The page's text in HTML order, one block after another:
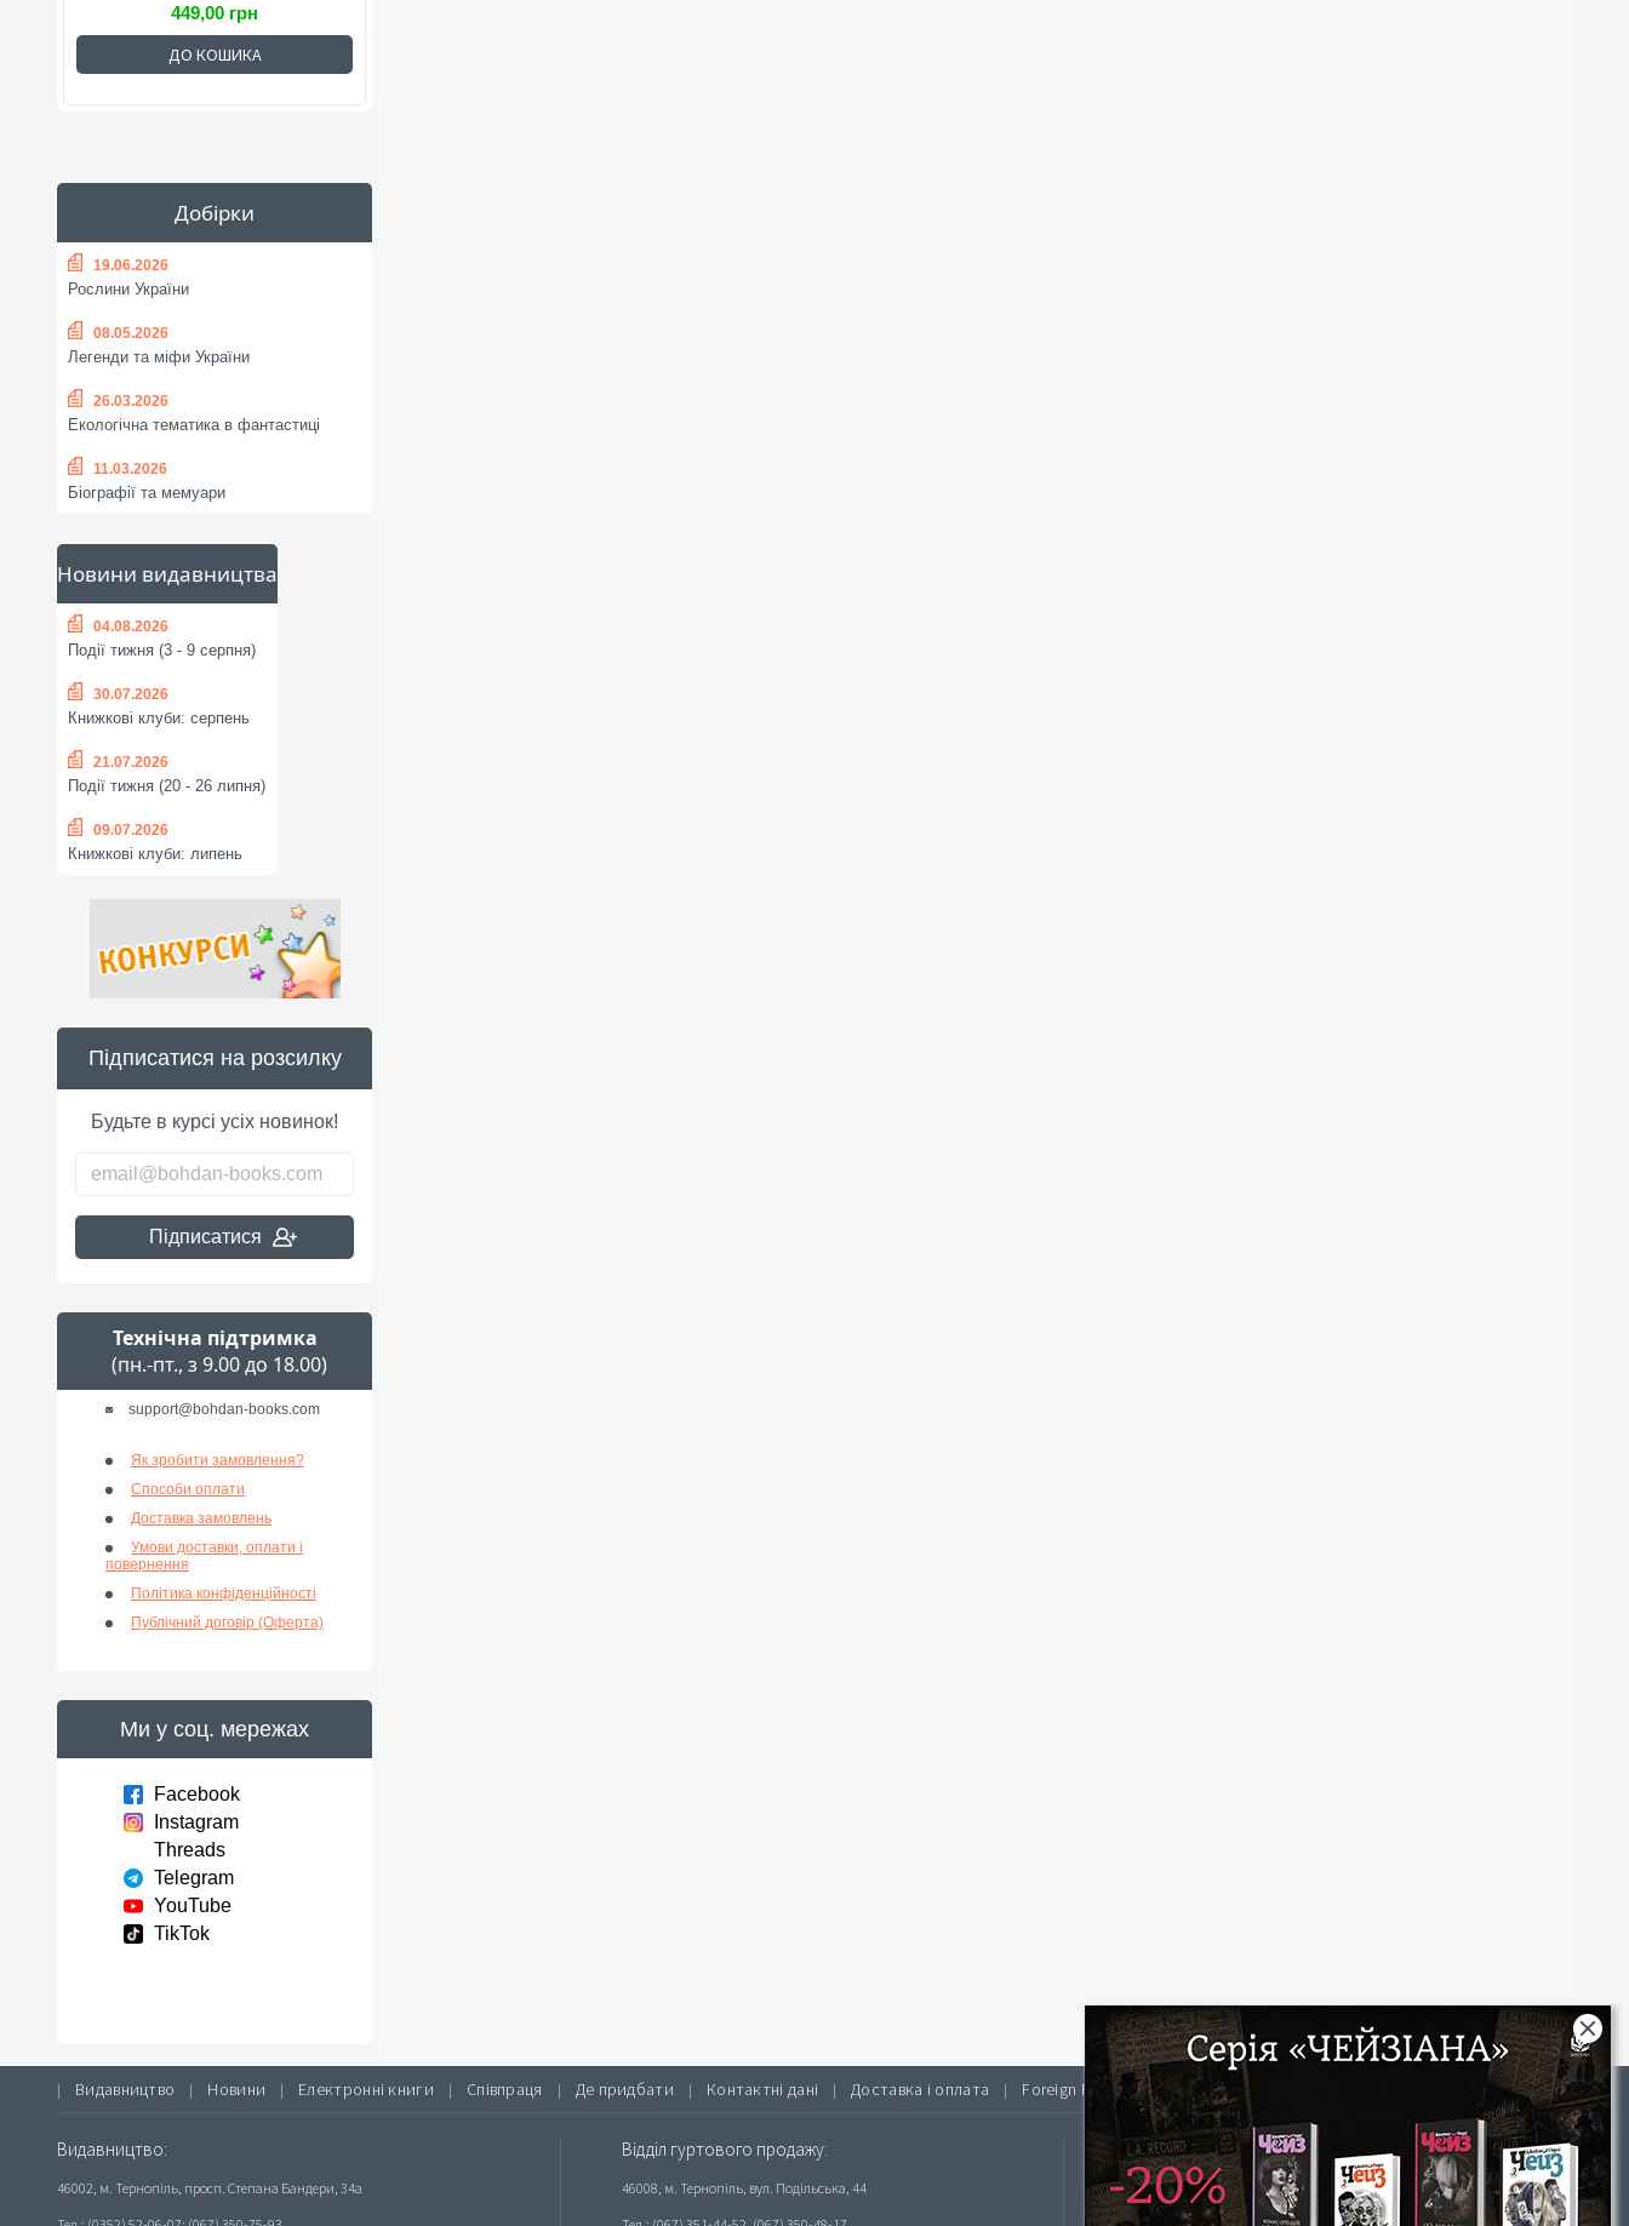
449,00 грн
ДО КОШИКА
Добірки
19.06.2026
Рослини України
08.05.2026
Легенди та міфи України
26.03.2026
Екологічна тематика в фантастиці
11.03.2026
Біографії та мемуари
Новини видавництва
04.08.2026
Події тижня (3 - 9 серпня)
30.07.2026
Книжкові клуби: серпень
21.07.2026
Події тижня (20 - 26 липня)
09.07.2026
Книжкові клуби: липень
Підписатися на розсилку
Будьте в курсі усіх новинок!
Підписатися
Технічна підтримка
(пн.-пт., з 9.00 до 18.00)
support@bohdan-books.com
Як зробити замовлення?
Способи оплати
Доставка замовлень
Умови доставки, оплати і
повернення
Політика конфіденційності
Публічний договір (Оферта)
Ми у соц. мережах
Facebook
Instagram
Threads
Telegram
YouTube
TikTok
| Видавництво | Новини | Електронні книги | Співпраця | Де придбати | Контактні дані | Доставка і оплата | Foreign Rights |
Видавництво:
46002, м. Тернопіль, просп. Степана Бандери, 34а
Відділ гуртового продажу:
46008, м. Тернопіль, вул. Подільська, 44
Інтернет-магазин «Видавництво Богдан»:
46018, м. Тернопіль, А/С 529